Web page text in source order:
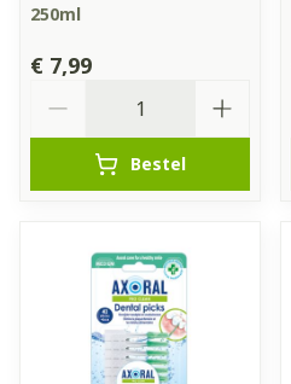
250ml
€ 7,99
Bestel